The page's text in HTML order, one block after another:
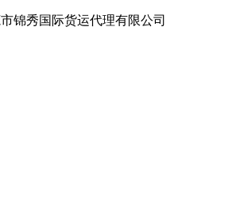
锦秀国际货运代理有限公司